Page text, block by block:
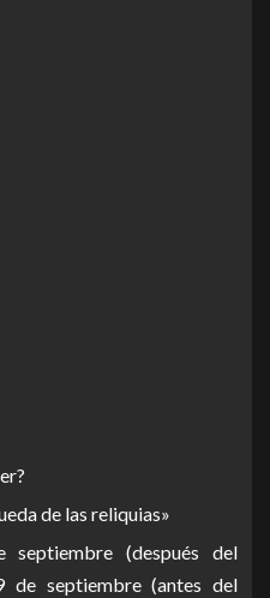
de las reliquias»
(después del
de septiembre (antes del